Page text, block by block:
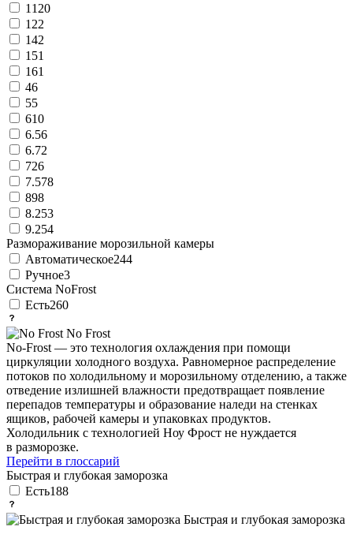
11 20
122
142
151
161
46
55
610
6.56
6.72
726
7.578
898
8.253
9.254
Размораживание морозильной камеры
Автоматическое244
Ручное3
Система NoFrost
Есть260
No Frost
No-Frost — это технология охлаждения при помощи
циркуляции холодного воздуха. Равномерное распределение
потоков по холодильному и морозильному отделению, а также
отведение излишней влажности предотвращает появление
перепадов температуры и образование наледи на стенках
ящиков, рабочей камеры и упаковках продуктов.
Холодильник с технологией Ноу Фрост не нуждается
в разморозке.
Перейти в глоссарий
Быстрая и глубокая заморозка
Есть188
Быстрая и глубокая заморозка